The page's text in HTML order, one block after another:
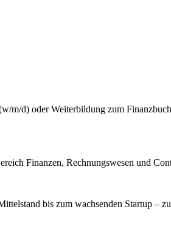
m/d) oder Weiterbildung zum
Finanzen, Rechnungswesen und
bis zum wachsenden Startup –